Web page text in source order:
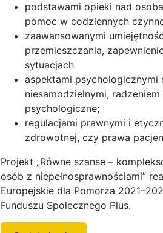
podstawami opieki nad
pomoc w codziennych
zaawansowanymi
przemieszczania,
sytuacjach
aspektami psychologicznymi
niesamodzielnymi,
psychologiczne;
regulacjami prawnymi i
zdrowotnej, czy prawa
Projekt „Równe szanse –
osób z niepełnosprawnościami”
Europejskie dla Pomorza
Funduszu Społecznego Plus.